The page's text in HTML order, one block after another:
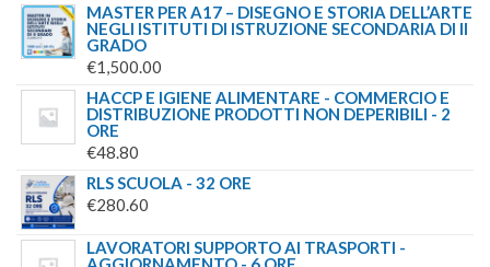
MASTER PER A17 – DISEGNO E STORIA DELL’ARTE
NEGLI ISTITUTI DI ISTRUZIONE SECONDARIA DI II
GRADO
€1,500.00
HACCP E IGIENE ALIMENTARE - COMMERCIO E
DISTRIBUZIONE PRODOTTI NON DEPERIBILI - 2
ORE
€48.80
RLS SCUOLA - 32 ORE
€280.60
LAVORATORI SUPPORTO AI TRASPORTI -